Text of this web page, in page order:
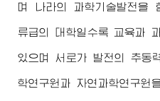
며 나라의 과학기술발전을
류급의 대학일수록 교육과
있으며 서로가 발전의 추동
학연구원과 자연과학연구원